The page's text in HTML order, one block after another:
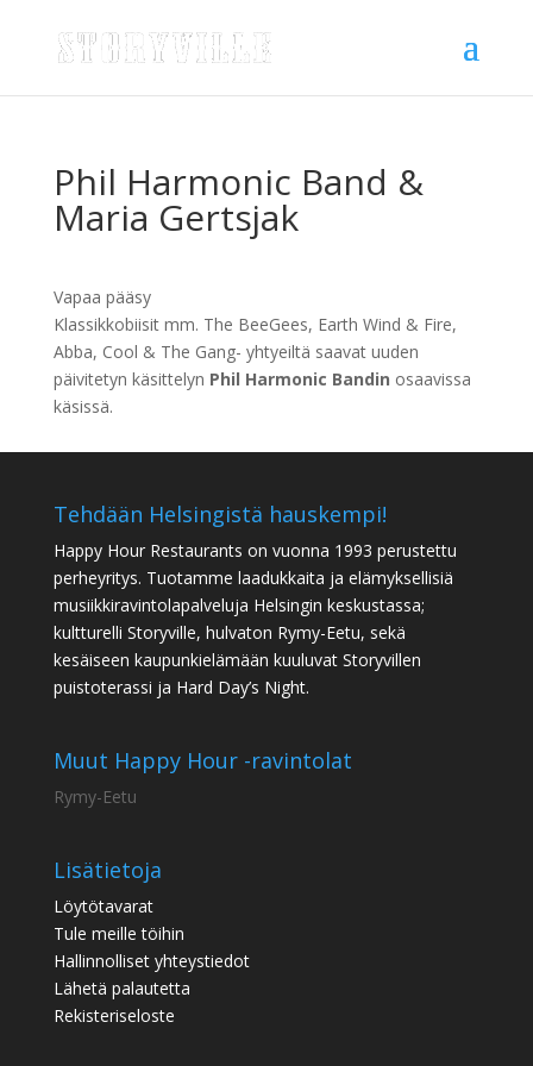
Phil Harmonic Band &
Maria Gertsjak
Vapaa pääsy
Klassikkobiisit mm. The BeeGees, Earth Wind & Fire,
Abba, Cool & The Gang- yhtyeiltä saavat uuden
päivitetyn käsittelyn Phil Harmonic Bandin osaavissa
käsissä.
Tehdään Helsingistä hauskempi!
Happy Hour Restaurants on vuonna 1993 perustettu
perheyritys. Tuotamme laadukkaita ja elämyksellisiä
musiikkiravintolapalveluja Helsingin keskustassa;
kultturelli Storyville, hulvaton Rymy-Eetu, sekä
kesäiseen kaupunkielämään kuuluvat Storyvillen
puistoterassi ja Hard Day’s Night.
Muut Happy Hour -ravintolat
Rymy-Eetu
Lisätietoja
Löytötavarat
Tule meille töihin
Hallinnolliset yhteystiedot
Lähetä palautetta
Rekisteriseloste